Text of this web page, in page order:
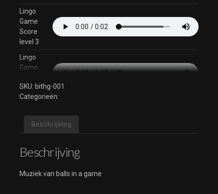
Lingo
Game
Score
level 3
Lingo
Game
level 4
Score
level 5
Lingo
Score
SKU: bithg-001
Categorieën:
Beschrijving
Beschrijving
Muziek van balls in a game